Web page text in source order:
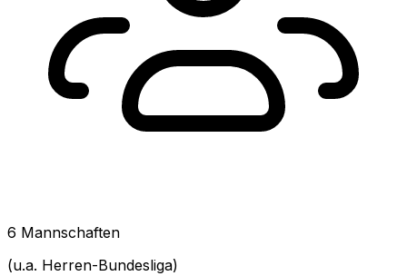
6 Mannschaften
(u.a. Herren-Bundesliga)